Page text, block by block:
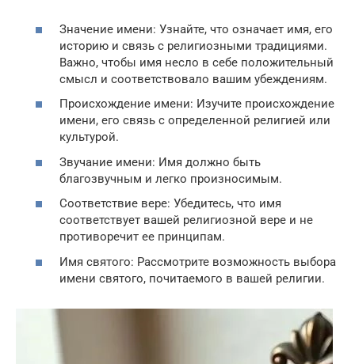
Значение имени: Узнайте, что означает имя, его
историю и связь с религиозными традициями.
Важно, чтобы имя несло в себе положительный
смысл и соответствовало вашим убеждениям.
Происхождение имени: Изучите происхождение
имени, его связь с определенной религией или
культурой.
Звучание имени: Имя должно быть
благозвучным и легко произносимым.
Соответствие вере: Убедитесь, что имя
соответствует вашей религиозной вере и не
противоречит ее принципам.
Имя святого: Рассмотрите возможность выбора
имени святого, почитаемого в вашей религии.